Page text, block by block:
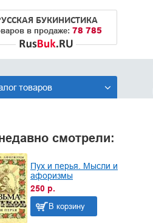
БУКИНИСТИКА
в продаже: 78 785
товаров
смотрели:
Пух и перья. Мысли и
афоризмы
250 р.
В корзину